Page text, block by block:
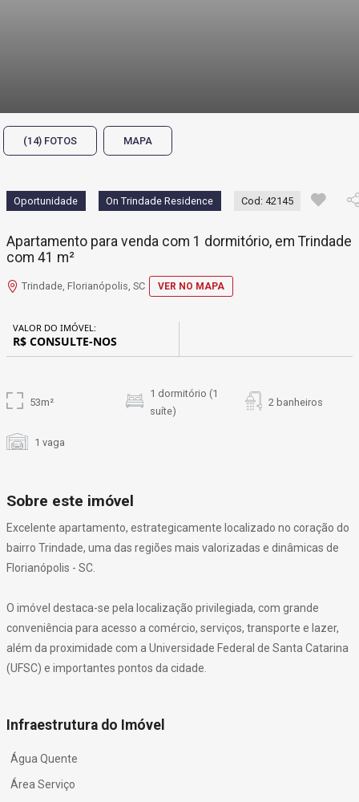
(14) FOTOS MAPA
Oportunidade On Trindade Residence Cod: 42145
Apartamento para venda com 1 dormitório, em Trindade
com 41 m²
Trindade, Florianópolis, SC VER NO MAPA
VALOR DO IMÓVEL:
R$ CONSULTE-NOS
53m²
1 dormitório (1
suíte)
2 banheiros
1 vaga
Sobre este imóvel
Excelente apartamento, estrategicamente localizado no coração do
bairro Trindade, uma das regiões mais valorizadas e dinâmicas de
Florianópolis - SC.
O imóvel destaca-se pela localização privilegiada, com grande
conveniência para acesso a comércio, serviços, transporte e lazer,
além da proximidade com a Universidade Federal de Santa Catarina
(UFSC) e importantes pontos da cidade.
Infraestrutura do Imóvel
Água Quente
Área Serviço